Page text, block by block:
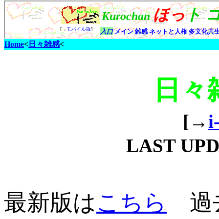
Home< 日々雑感<
日々
[→
LAST
最新版はこちら 過